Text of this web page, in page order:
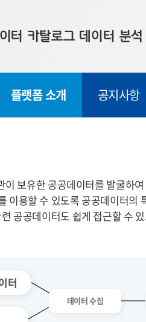
터 카탈로그
부산데이터
이터 오류 신고
데이터 분석
우수사례
플랫폼 소개 공지사항
이 보유한 공공데이터를 발굴하
이용할 수 있도록 공공데이터
공공데이터도 쉽게 접근할 수
터